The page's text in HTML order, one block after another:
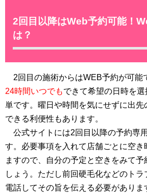
2回目以降はWeb予約可能！
は？
2回目の施術からはWEB予約が可能
24時間いつでもできて希望の日時を
単です。曜日や時間を気にせずに出先
できる利便性もあります。
公式サイトには2回目以降の予約専
す。必要事項を入れて店舗ごとに空き
ますので、自分の予定と空きをみて
しょう。ただし前回硬毛化などのト
電話してその旨を伝える必要がありま